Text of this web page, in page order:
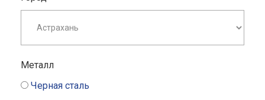
Металл
Черная сталь